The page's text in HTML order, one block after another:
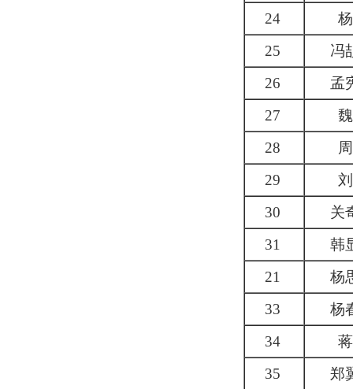
24
25
冯
26
孟
27
28
29
30
关
31
韩
21
杨
33
杨
34
35
郑